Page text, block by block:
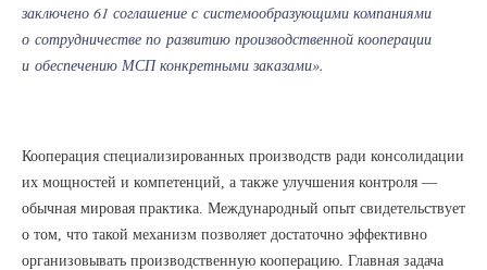
заключено 61 соглашение с системообразующими компаниями
о сотрудничестве по развитию производственной кооперации
и обеспечению МСП конкретными заказами».
Кооперация специализированных производств ради консолидации
их мощностей и компетенций, а также улучшения контроля —
обычная мировая практика. Международный опыт свидетельствует
о том, что такой механизм позволяет достаточно эффективно
организовывать производственную кооперацию. Главная задача